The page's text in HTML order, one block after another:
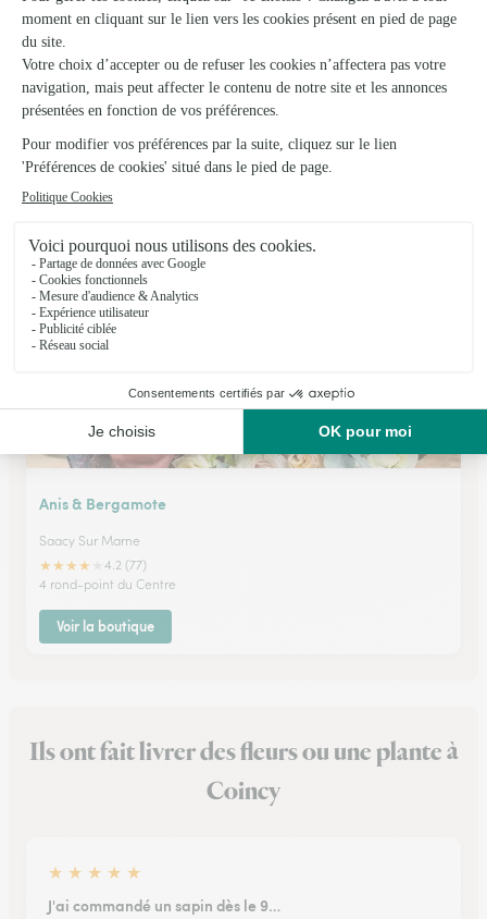
Les Halles Aux Fleurs
Soissons
Voir la boutique
Anis & Bergamote
Saacy Sur Marne
★★★★
4.2 (77)
4 rond-point du Centre
Voir la boutique
Ils ont fait livrer des fleurs ou une plante à
Coincy
★ ★ ★ ★ ★
J'ai commandé un sapin dès le 9…